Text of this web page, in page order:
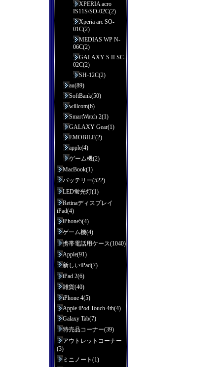
XPERIA acro
IS11S/SO-02C(2)
Xperia arc SO-
01C(2)
MEDIAS WP N-
06C(2)
GALAXY S II SC-
02C(2)
SH-12C(2)
au(89)
SoftBank(50)
willcom(6)
SmartWatch 2(1)
GALAXY Gear(1)
EMOBILE(2)
apple(4)
ゲーム機(2)
MacBook(1)
バッテリー(522)
LED蛍光灯(1)
Retinaディスプレイ
iPad(4)
iPhone5(4)
ゲーム機(4)
携帯電話用ケース(1040)
Apple(91)
新しいiPad(7)
iPad 2(6)
雑貨(40)
iPhone 4(5)
Apple iPod Touch 4th(4)
Galaxy Tab(7)
特売品コーナー(39)
アウトレットコーナー
(3)
ミニノート(1)